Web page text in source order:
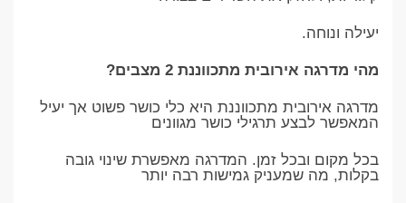
יעילה ונוחה.
מהי מדרגה אירובית מתכווננת 2 מצבים?
מדרגה אירובית מתכווננת היא כלי כושר פשוט אך יעיל
המאפשר לבצע תרגילי כושר מגוונים
בכל מקום ובכל זמן. המדרגה מאפשרת שינוי גובה
בקלות, מה שמעניק גמישות רבה יותר